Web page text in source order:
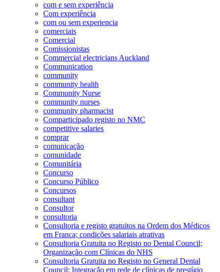
com e sem experiência
Com experiência
com ou sem experiencia
comerciais
Comercial
Comissionistas
Commercial electricians Auckland
Communication
community
community health
Community Nurse
community nurses
community pharmacist
Comparticipado registo no NMC
competitive salaries
comprar
comunicação
comunidade
Comunitária
Concurso
Concurso Público
Concursos
consultant
Consultor
consultoria
Consultoria e registo gratuitos na Ordem dos Médicos
em França; condições salariais atrativas
Consultoria Gratuita no Registo no Dental Council;
Organização com Clínicas do NHS
Consultoria Gratuita no Registo no General Dental
Council; Integração em rede de clínicas de prestígio